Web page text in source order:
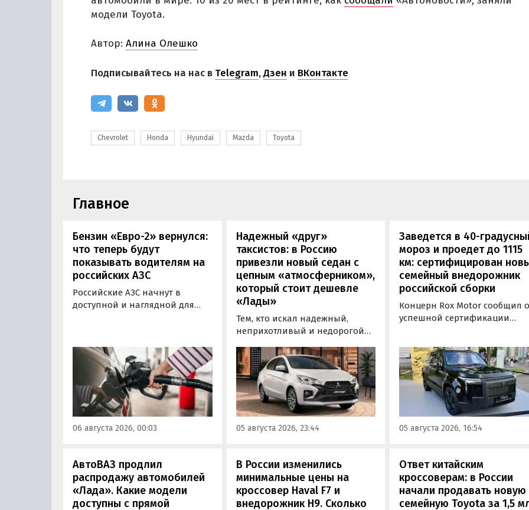
модели Toyota.
Автор: Алина Олешко
Подписывайтесь на нас в Telegram,Дзен и ВКонтакте
Chevrolet Honda Hyundai Mazda Toyota
Главное
Бензин «Евро-2» вернулся:
что теперь будут
показывать водителям на
российских АЗС
Российские АЗС начнут в
доступной и наглядной для
отпускаемого топлива. Это
позволит автовладельцам
осознанно выбрать топливо
определенного класса — от
«Евро-2» до «Евро-5»,
сообщили в Минэнерго РФ.
06 августа 2026, 00:03
Надежный «друг»
таксистов: в Россию
привезли новый седан с
цепным «атмосферником»,
который стоит дешевле
«Лады»
Тем, кто искал надежный,
неприхотливый и недорогой
может подойти популярный у
азиатских таксистов седан
Mitsubishi Attrage. В Таиланде
он стоит от 1 380 000 рублей по
текущему курсу, а «частник» из
Екатеринбурга просит за него 1
600 000 рублей, узнали
05 августа 2026, 23:44
Заведется в 40-
мороз и проедет до 1115
км: сертифицирован
семейный внедорожник
российской сборки
Концерн Rox Motor сообщил
успешной сертификации
Модель получила Одобрение
типа транспортного
(ОТТС), позволяющее
выпускаться на
калининградском заводе
«Автотор» с российским VIN-
номером.
05 августа 2026, 16:54
АвтоВАЗ продлил
распродажу автомобилей
«Лада». Какие модели
доступны с прямой
В России изменились
минимальные цены на
кроссовер Haval F7 и
внедорожник H9. Сколько
Ответ китайским
кроссоверам: в России
начали продавать новую
семейную Toyota за 1,5